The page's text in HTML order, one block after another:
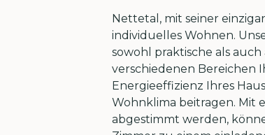
Nettetal, mit seiner
individuelles Wohnen.
sowohl praktische als
verschiedenen Bereichen
Energieeffizienz Ihres
Wohnklima beitragen. Mit
abgestimmt werden,